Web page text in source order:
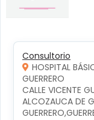
Consultorio
HOSPITAL
GUERRERO
CALLE VICENTE
ALCOZAUCA DE